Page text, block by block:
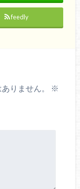
feedly
りません。
※